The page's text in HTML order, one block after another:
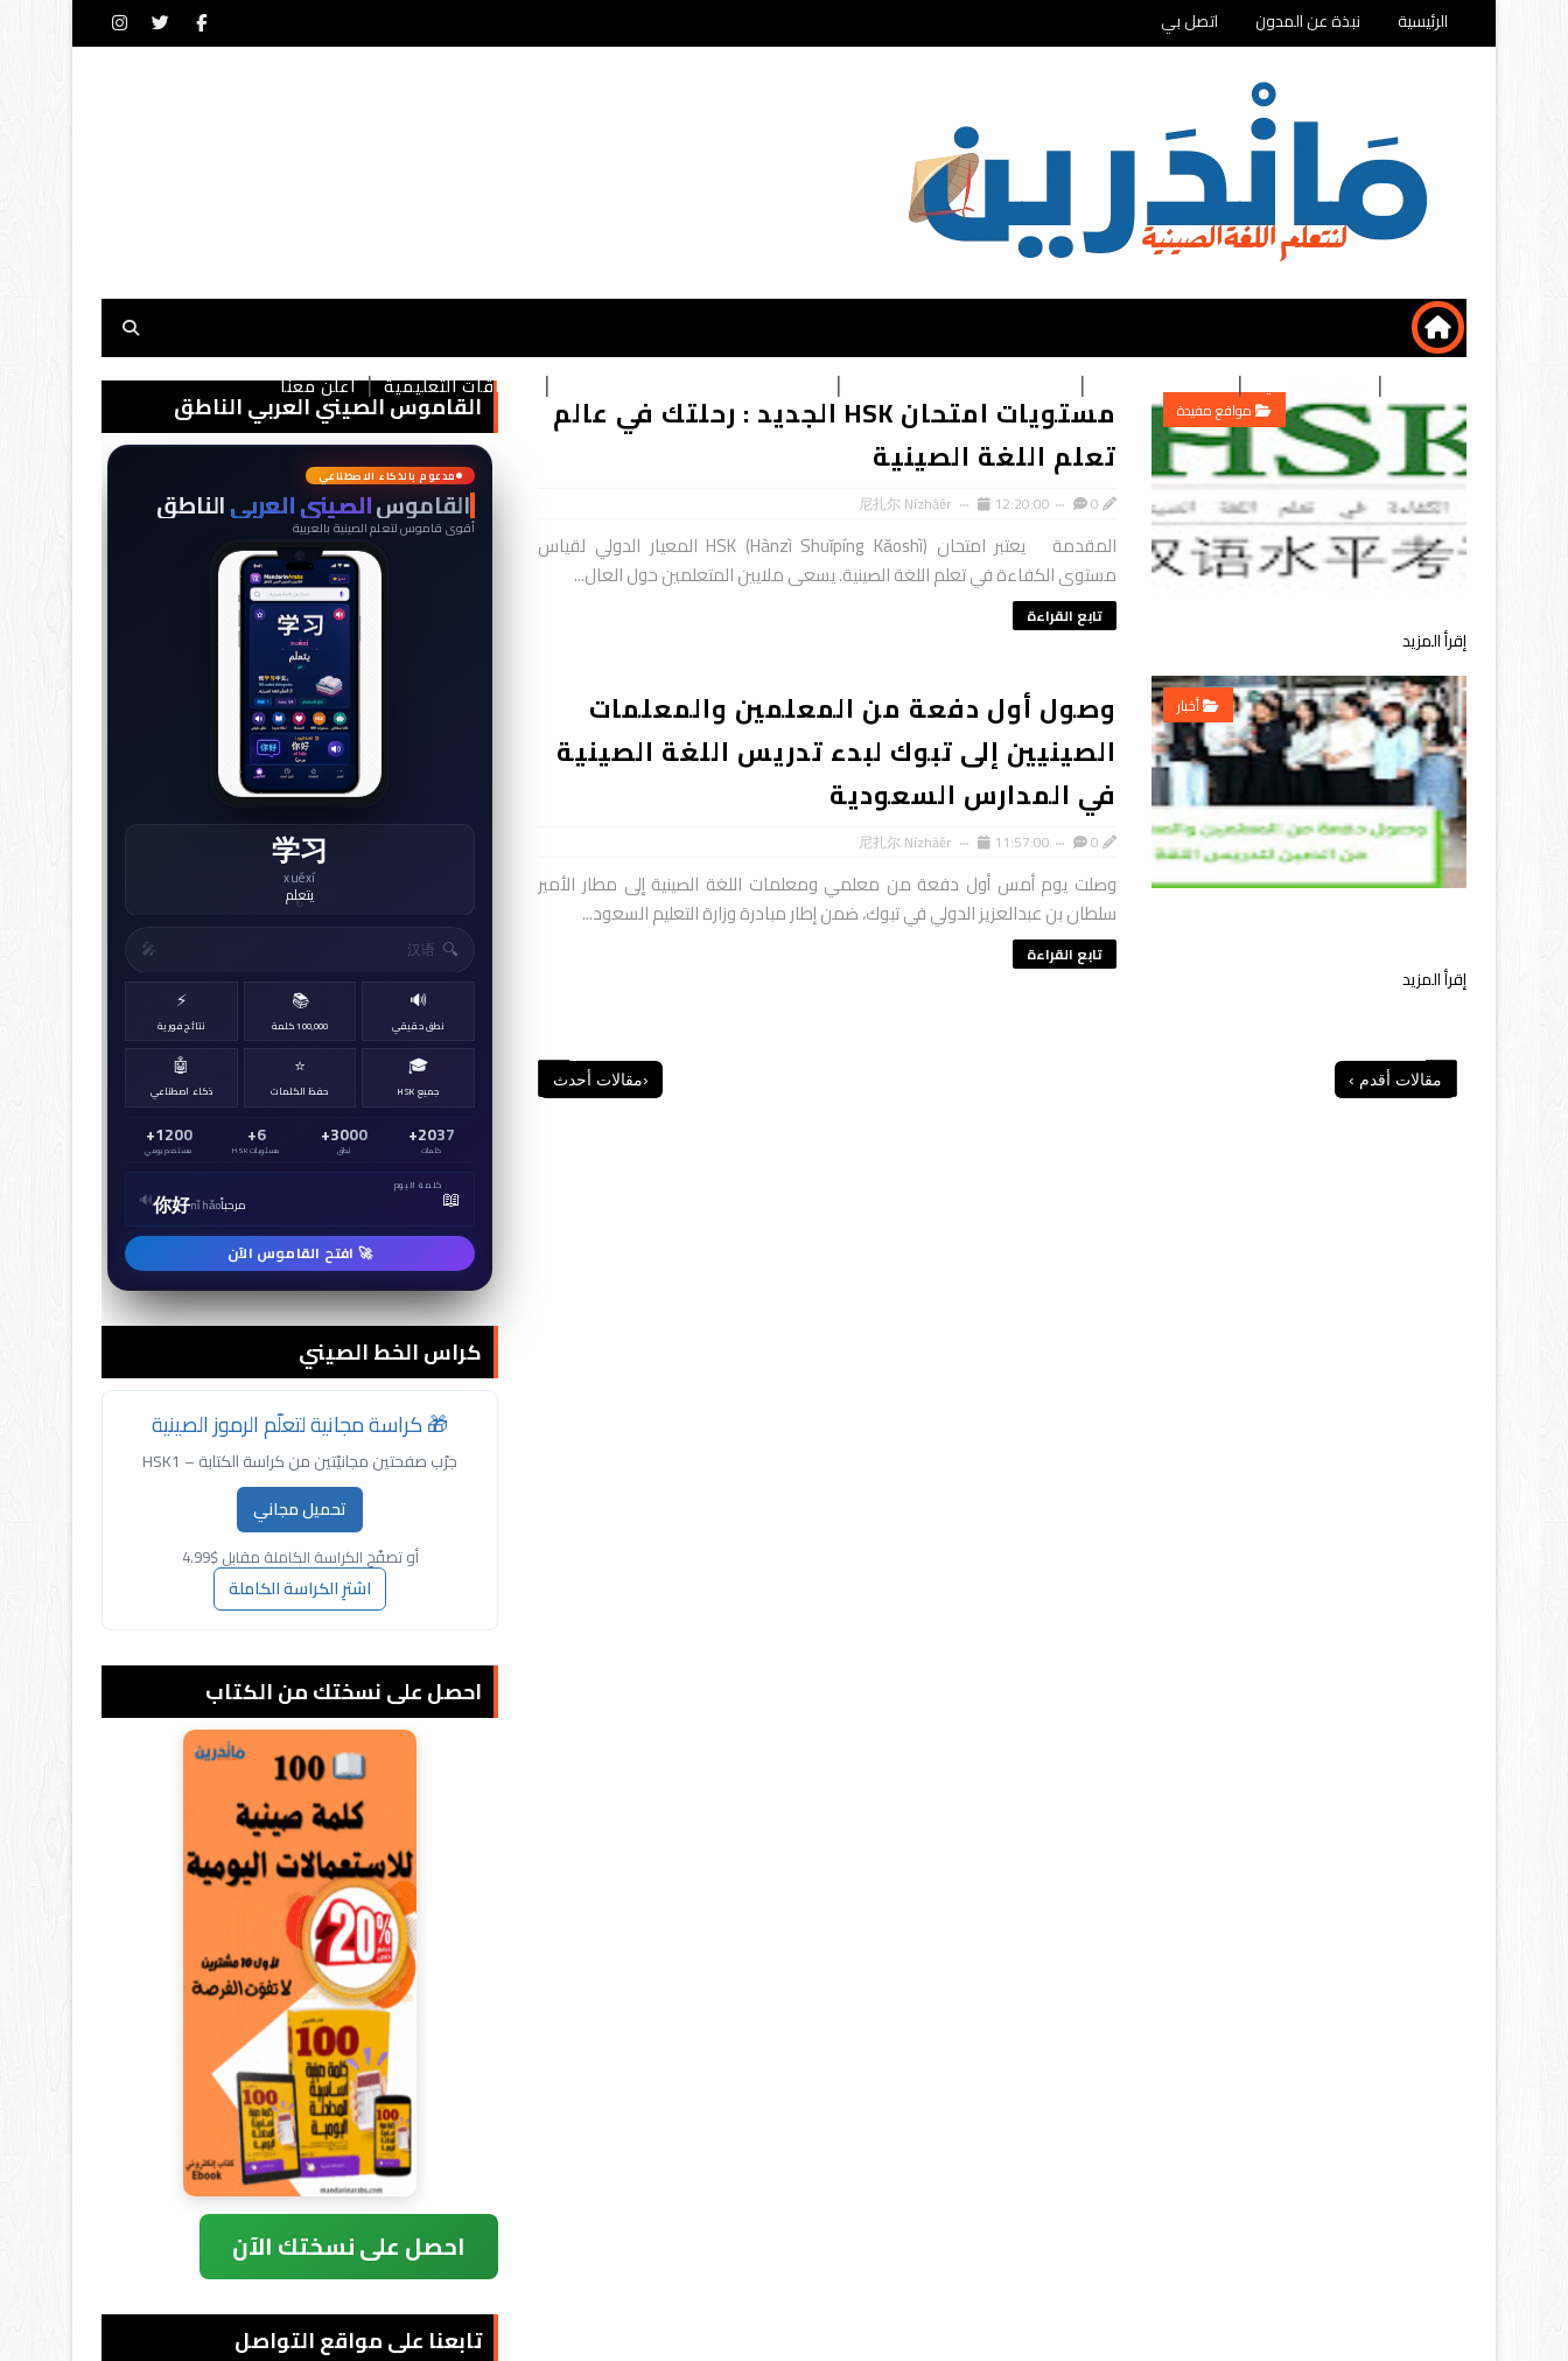
الرئيسية نبذة عن المدون اتصل بي
ألعاب تعليمية فضاء التسوق البطاقات التعليمية أعلن معنا
مواقع مفيدة
مستويات امتحان HSK الجديد : رحلتك في عالم
تعلم اللغة الصينية
尼扎尔 Nízhāěr 12:20:00 0
المقدمة يعتبر امتحان HSK (Hànzì Shuǐpíng Kǎoshì) المعيار الدولي لقياس
مستوى الكفاءة في تعلم اللغة الصينية. يسعى ملايين المتعلمين حول العال...
تابع القراءة
إقرأ المزيد
أخبار
وصول أول دفعة من المعلمين والمعلمات
الصينيين إلى تبوك لبدء تدريس اللغة الصينية
في المدارس السعودية
尼扎尔 Nízhāěr 11:57:00 0
وصلت يوم أمس أول دفعة من معلمي ومعلمات اللغة الصينية إلى مطار الأمير
سلطان بن عبدالعزيز الدولي في تبوك، ضمن إطار مبادرة وزارة التعليم السعود...
تابع القراءة
إقرأ المزيد
القاموس الصيني العربي الناطق
词
典
مدعوم بالذكاء الاصطناعي
القاموسالصيني العربيالناطق
أقوى قاموس لتعلم الصينية بالعربية
学习
xuéxí
يتعلم
↻
🔍
🎤
🔊
نطق حقيقي
📚
100,000 كلمة
⚡
نتائج فورية
🎓
جميع HSK
⭐
حفظ الكلمات
🤖
ذكاء اصطناعي
2037+
كلمات
3000+
نطق
6+
مستويات HSK
1200+
مستخدم يومي
📖كلمة اليوم
你好nǐ hǎoمرحباً 🔊
🚀 افتح القاموس الآن
كراس الخط الصيني
🎁 كراسة مجانية لتعلّم الرموز الصينية
جرّب صفحتين مجانيّتين من كراسة الكتابة – HSK1
تحميل مجاني
أو تصفّح الكراسة الكاملة مقابل $4.99
اشترِ الكراسة الكاملة
احصل على نسختك من الكتاب
احصل على نسختك الآن
تابعنا على مواقع التواصل